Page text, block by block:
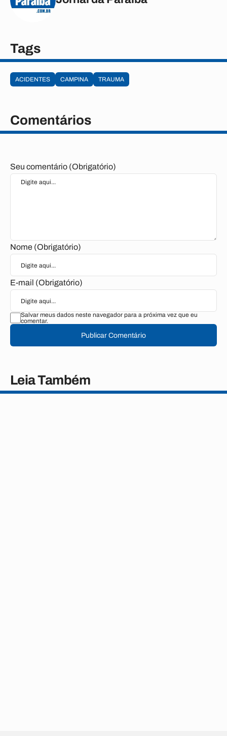
Tags
ACIDENTES CAMPINA TRAUMA
Comentários
Seu comentário (Obrigatório)
Nome (Obrigatório)
E-mail (Obrigatório)
Salvar meus dados neste navegador para a próxima vez que eu
comentar.
Publicar Comentário
Leia Também